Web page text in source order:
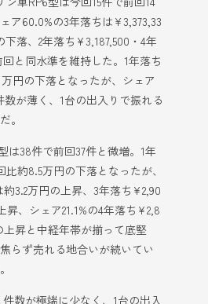
ア60.0%の3年落ちは¥3,373,33
下落、2年落ち¥3,187,500・4年
と同水準を維持した。1年落ち
円の下落となったが、シェア
数が薄く、1台の出入りで振れる
。
は38件で前回37件と微増。1年
比約8.5万円の下落となったが、
3.2万円の上昇、3年落ち¥2,90
昇、シェア21.1%の4年落ち¥2,8
上昇と中経年帯が揃って底堅
らず売れる地合いが続いてい
件数が極端に少なく、1台の出入